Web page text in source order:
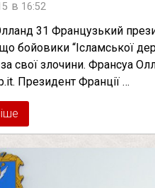
в 16:52
31 Французький
бойовики “Ісламської
за свої злочини. Франсуа
Президент Франції …